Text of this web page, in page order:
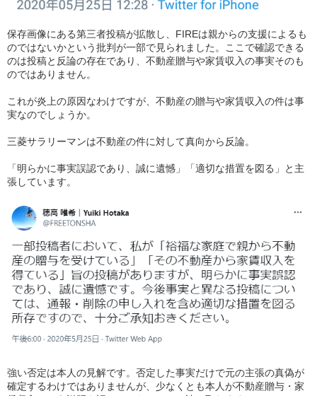
保存画像にある第三者投稿が拡散し、FIREは親からの支援によるも
のではないかという批判が一部で見られました。ここで確認できる
のは投稿と反論の存在であり、不動産贈与や家賃収入の事実そのも
のではありません。
これが炎上の原因なわけですが、不動産の贈与や家賃収入の件は事
実なのでしょうか。
三菱サラリーマンは不動産の件に対して真向から反論。
「明らかに事実誤認であり、誠に遺憾」「適切な措置を図る」と主
張しています。
強い否定は本人の見解です。否定した事実だけで元の主張の真偽が
確定するわけではありませんが、少なくとも本人が不動産贈与・家